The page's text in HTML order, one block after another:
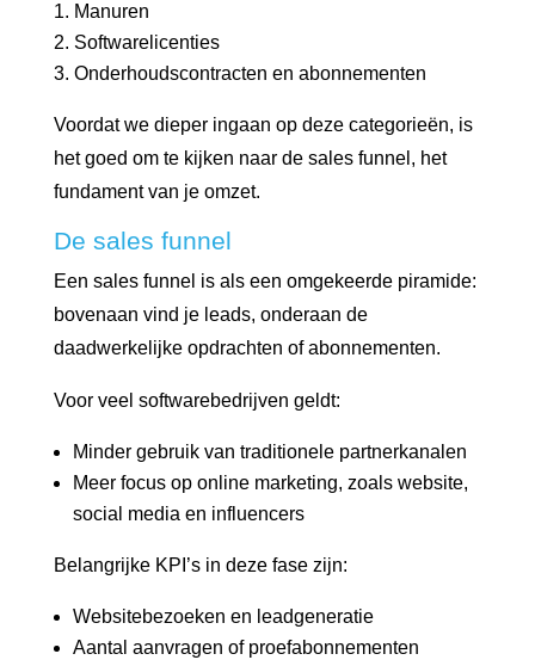
Manuren
Softwarelicenties
Onderhoudscontracten en abonnementen
Voordat we dieper ingaan op deze categorieën, is
het goed om te kijken naar de sales funnel, het
fundament van je omzet.
De sales funnel
Een sales funnel is als een omgekeerde piramide:
bovenaan vind je leads, onderaan de
daadwerkelijke opdrachten of abonnementen.
Voor veel softwarebedrijven geldt:
Minder gebruik van traditionele partnerkanalen
Meer focus op online marketing, zoals website,
social media en influencers
Belangrijke KPI’s in deze fase zijn:
Websitebezoeken en leadgeneratie
Aantal aanvragen of proefabonnementen